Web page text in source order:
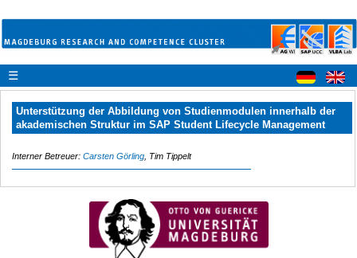
☰
Unterstützung der Abbildung von Studienmodulen innerhalb der
akademischen Struktur im SAP Student Lifecycle Management
Interner Betreuer: Carsten Görling , Tim Tippelt